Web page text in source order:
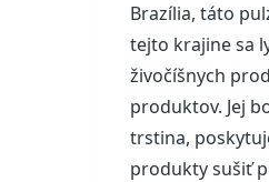
Brazília, táto
tejto krajine sa
živočíšnych
produktov. Jej
trstina,
produkty sušiť